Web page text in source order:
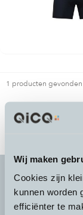
Wij maken
Cookies zijn
kunnen worden
efficiënter te
1 producten gevonden
It's more